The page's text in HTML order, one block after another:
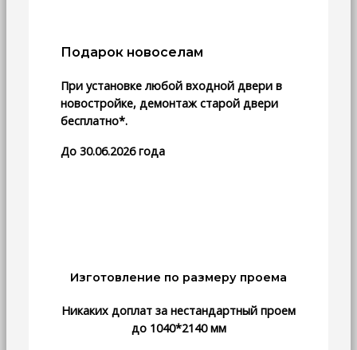
Подарок новоселам
При установке любой входной двери в
новостройке, демонтаж старой двери
бесплатно*.
До 30.06.2026 года
Изготовление по размеру проема
Никаких доплат за нестандартный проем
до 1040*2140 мм